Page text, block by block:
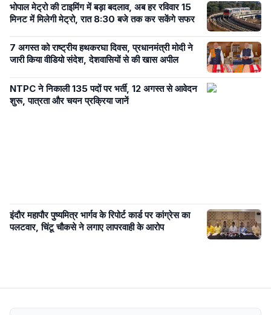
भोपाल मेट्रो की टाइमिंग में बड़ा बदलाव, अब हर रविवार 15
मिनट में मिलेगी मेट्रो, रात 8:30 बजे तक कर सकेंगे सफर
7 अगस्त को राष्ट्रीय हथकरघा दिवस, प्रधानमंत्री मोदी ने
जारी किया वीडियो संदेश, देशवासियों से की खास अपील
NTPC ने निकाली 135 पदों पर भर्ती, 12 अगस्त से आवेदन
शुरू, पात्रता और चयन प्रक्रिया जानें
इंदौर महापौर पुष्यमित्र भार्गव के रिपोर्ट कार्ड पर कांग्रेस का
पलटवार, चिंटू चौकसे ने लगाए लापरवाही के आरोप